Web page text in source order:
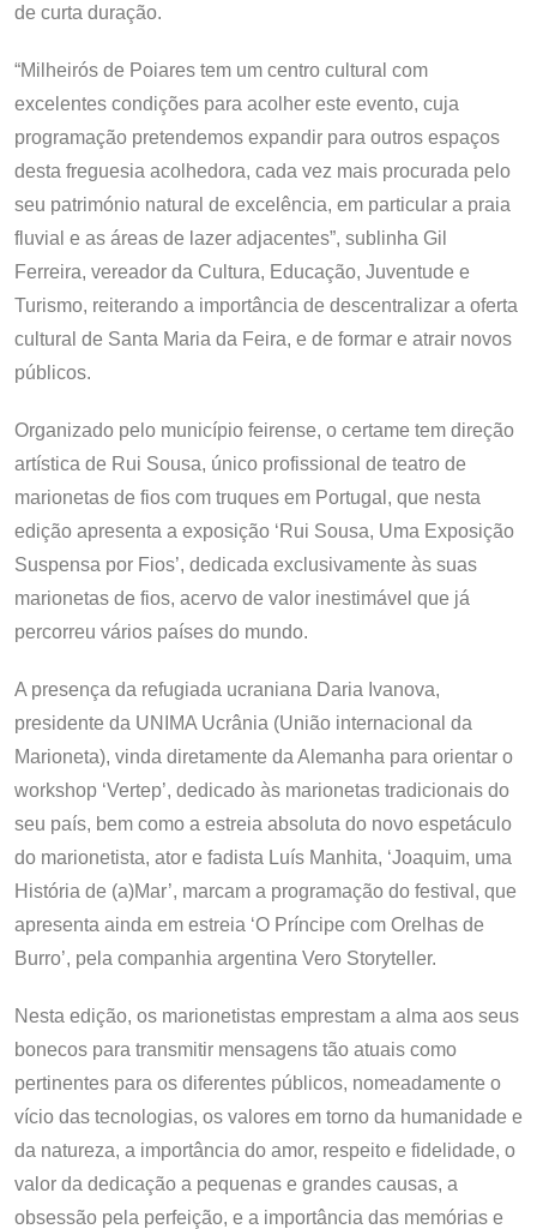
de curta duração.
“Milheirós de Poiares tem um centro cultural com
excelentes condições para acolher este evento, cuja
programação pretendemos expandir para outros espaços
desta freguesia acolhedora, cada vez mais procurada pelo
seu património natural de excelência, em particular a praia
fluvial e as áreas de lazer adjacentes”, sublinha Gil
Ferreira, vereador da Cultura, Educação, Juventude e
Turismo, reiterando a importância de descentralizar a oferta
cultural de Santa Maria da Feira, e de formar e atrair novos
públicos.
Organizado pelo município feirense, o certame tem direção
artística de Rui Sousa, único profissional de teatro de
marionetas de fios com truques em Portugal, que nesta
edição apresenta a exposição ‘Rui Sousa, Uma Exposição
Suspensa por Fios’, dedicada exclusivamente às suas
marionetas de fios, acervo de valor inestimável que já
percorreu vários países do mundo.
A presença da refugiada ucraniana Daria Ivanova,
presidente da UNIMA Ucrânia (União internacional da
Marioneta), vinda diretamente da Alemanha para orientar o
workshop ‘Vertep’, dedicado às marionetas tradicionais do
seu país, bem como a estreia absoluta do novo espetáculo
do marionetista, ator e fadista Luís Manhita, ‘Joaquim, uma
História de (a)Mar’, marcam a programação do festival, que
apresenta ainda em estreia ‘O Príncipe com Orelhas de
Burro’, pela companhia argentina Vero Storyteller.
Nesta edição, os marionetistas emprestam a alma aos seus
bonecos para transmitir mensagens tão atuais como
pertinentes para os diferentes públicos, nomeadamente o
vício das tecnologias, os valores em torno da humanidade e
da natureza, a importância do amor, respeito e fidelidade, o
valor da dedicação a pequenas e grandes causas, a
obsessão pela perfeição, e a importância das memórias e